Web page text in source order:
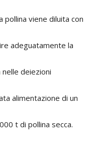
pollina viene diluita con
adeguatamente la
nelle deiezioni
alimentazione di un
t di pollina secca.